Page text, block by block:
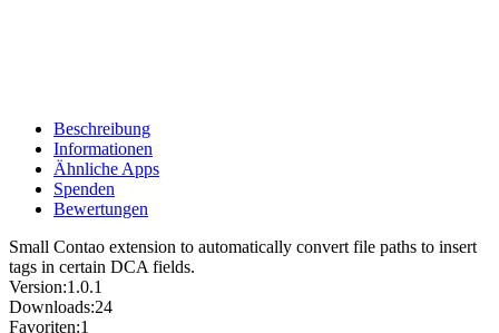
Beschreibung
Informationen
Ähnliche Apps
Spenden
Bewertungen
Small Contao extension to automatically convert file paths to insert
tags in certain DCA fields.
Version:1.0.1
Downloads:24
Favoriten:1